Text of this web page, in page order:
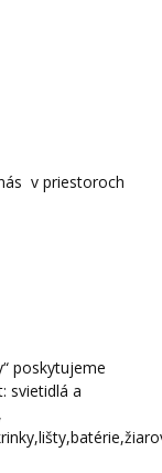
v priestoroch
poskytujeme
svietidlá a